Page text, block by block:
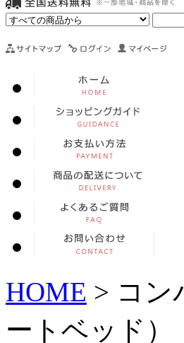
HOME > コン
ートベッド）